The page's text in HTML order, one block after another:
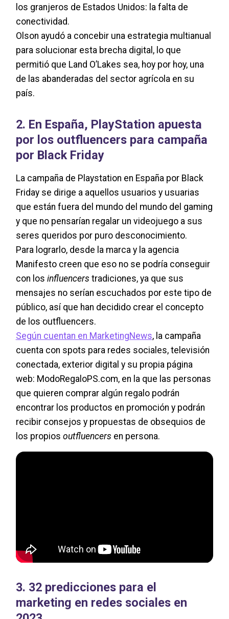
los granjeros de Estados Unidos: la falta de
conectividad.
Olson ayudó a concebir una estrategia multianual
para solucionar esta brecha digital, lo que
permitió que Land O’Lakes sea, hoy por hoy, una
de las abanderadas del sector agrícola en su
país.
2. En España, PlayStation apuesta
por los outfluencers para campaña
por Black Friday
La campaña de Playstation en España por Black
Friday se dirige a aquellos usuarios y usuarias
que están fuera del mundo del mundo del gaming
y que no pensarían regalar un videojuego a sus
seres queridos por puro desconocimiento.
Para lograrlo, desde la marca y la agencia
Manifesto creen que eso no se podría conseguir
con los influencers tradiciones, ya que sus
mensajes no serían escuchados por este tipo de
público, así que han decidido crear el concepto
de los outfluencers.
Según cuentan en MarketingNews, la campaña
cuenta con spots para redes sociales, televisión
conectada, exterior digital y su propia página
web: ModoRegaloPS.com, en la que las personas
que quieren comprar algún regalo podrán
encontrar los productos en promoción y podrán
recibir consejos y propuestas de obsequios de
los propios outfluencers en persona.
3. 32 predicciones para el
marketing en redes sociales en